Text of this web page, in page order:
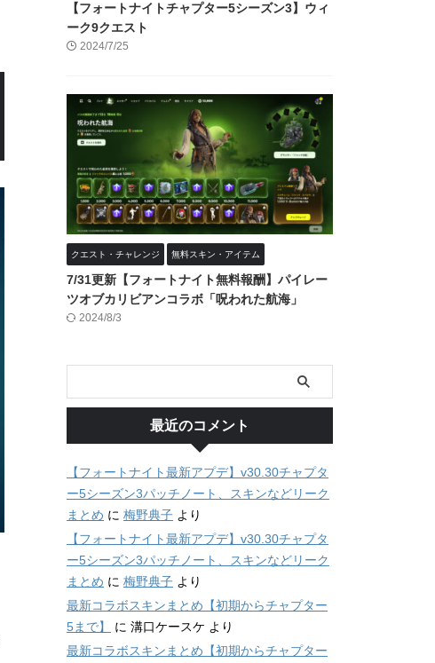
【フォートナイトチャプター5シーズン3】ウィ
ーク9クエスト
2024/7/25
クエスト・チャレンジ 無料スキン・アイテム
7/31更新【フォートナイト無料報酬】パイレー
ツオブカリビアンコラボ「呪われた航海」
2024/8/3
最近のコメント
【フォートナイト最新アプデ】v30.30チャプタ
ー5シーズン3パッチノート、スキンなどリーク
まとめ に 梅野典子 より
【フォートナイト最新アプデ】v30.30チャプタ
ー5シーズン3パッチノート、スキンなどリーク
まとめ に 梅野典子 より
最新コラボスキンまとめ【初期からチャプター
5まで】
に 溝口ケースケ より
最新コラボスキンまとめ【初期からチャプター